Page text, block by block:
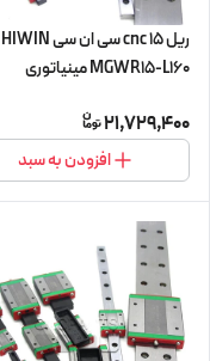
MGWR15-L160 مینیاتوری
21,729,400
افزودن به سبد